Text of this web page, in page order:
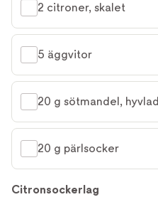
2 citroner, skalet
5 äggvitor
20 g sötmandel, hyvlad
20 g pärlsocker
Citronsockerlag